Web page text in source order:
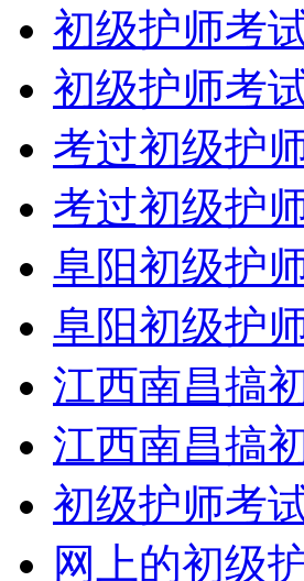
初级护师考
初级护师考
考过初级护
考过初级护
阜阳初级护
阜阳初级护
江西南昌搞
江西南昌搞
初级护师考
网上的初级